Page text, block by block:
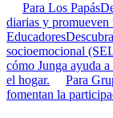
Para Los Papás
diarias y
Educadores
socioemocional
cómo Junga ayuda
el hogar.
Para
fomentan la